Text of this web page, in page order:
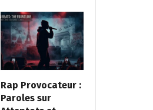
Rap Provocateur :
Paroles sur